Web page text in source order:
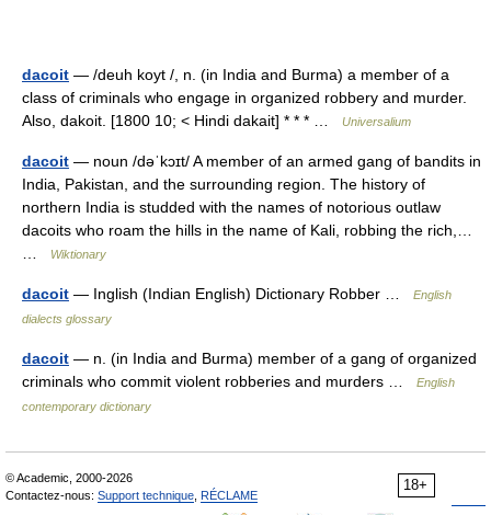
dacoit — /deuh koyt /, n. (in India and Burma) a member of a
class of criminals who engage in organized robbery and murder.
Also, dakoit. [1800 10; < Hindi dakait] * * * …
Universalium
dacoit — noun /dəˈkɔɪt/ A member of an armed gang of bandits in
India, Pakistan, and the surrounding region. The history of
northern India is studded with the names of notorious outlaw
dacoits who roam the hills in the name of Kali, robbing the rich,…
Wiktionary
dacoit — Inglish (Indian English) Dictionary Robber …
English
dialects glossary
dacoit — n. (in India and Burma) member of a gang of organized
criminals who commit violent robberies and murders …
English
contemporary dictionary
18+
© Academic, 2000-2026
Contactez-nous: Support technique RÉCLAME